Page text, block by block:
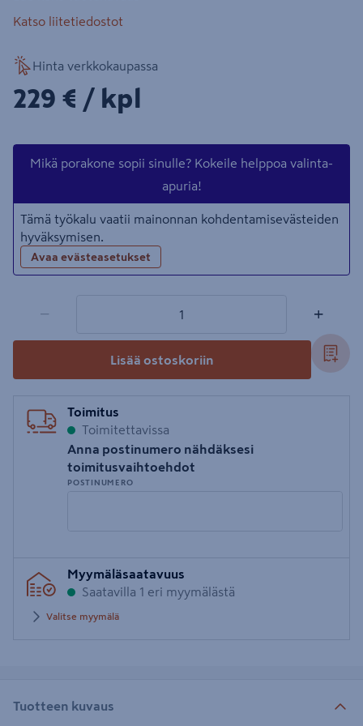
Katso liitetiedostot
Hinta verkkokaupassa
229€/kpl
229 € / kpl
Mikä porakone sopii sinulle? Kokeile helppoa valinta-
apuria!
Tämä työkalu vaatii mainonnan kohdentamisevästeiden
hyväksymisen.
Avaa evästeasetukset
− +
Lisää ostoskoriin
Toimitus
Toimitettavissa
Anna postinumero nähdäksesi
toimitusvaihtoehdot
POSTINUMERO
postinumero
Myymäläsaatavuus
Saatavilla 1 eri myymälästä
Valitse myymälä
Tuotteen kuvaus